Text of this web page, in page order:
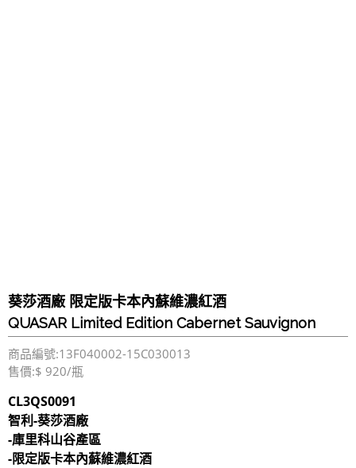
葵莎酒廠 限定版卡本內蘇維濃紅酒
QUASAR Limited Edition Cabernet Sauvignon
商品編號:13F040002-15C030013
售價:$ 920/瓶
CL3QS0091
智利-葵莎酒廠
-庫里科山谷產區
-限定版卡本內蘇維濃紅酒